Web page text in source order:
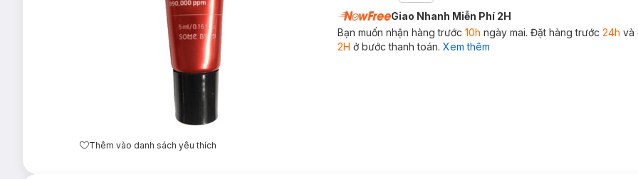
Thêm vào danh sách yêu thích
Giao Nhanh Miễn Phí 2H
Bạn muốn nhận hàng trước 10h ngày mai. Đặt hàng trước 24h và
2H ở bước thanh toán. Xem thêm